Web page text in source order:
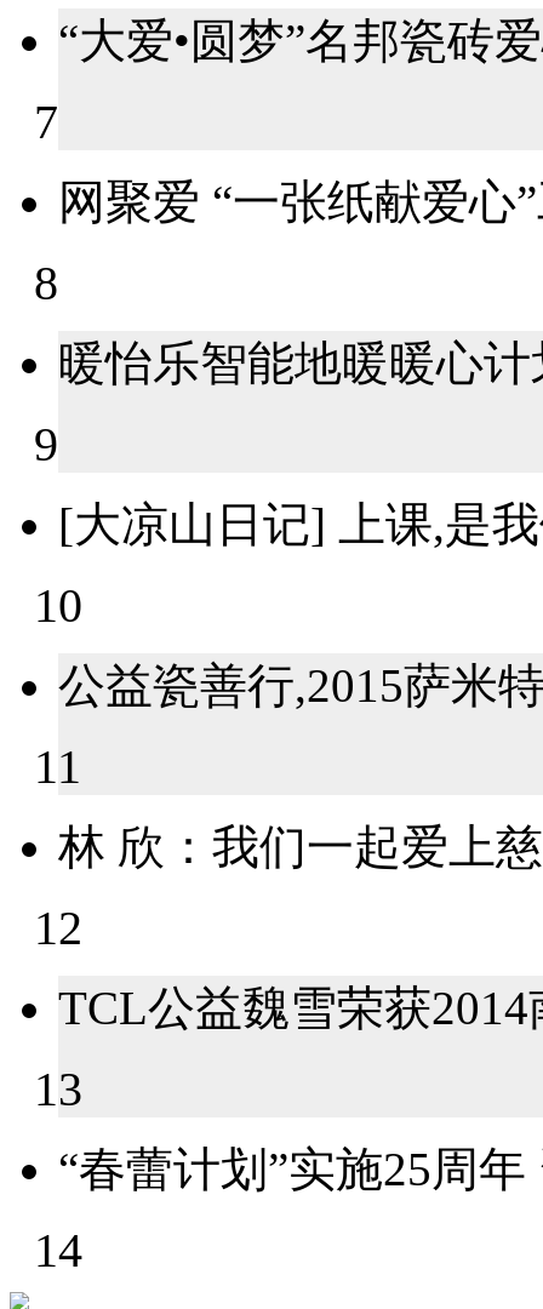
“大爱•圆梦”名邦瓷砖
7
网聚爱 “一张纸献爱心
8
暖怡乐智能地暖暖心
9
[大凉山日记] 上课,是
10
公益瓷善行,2015萨米
11
林 欣：我们一起爱上
12
TCL公益魏雪荣获
13
“春蕾计划”实施25周
14